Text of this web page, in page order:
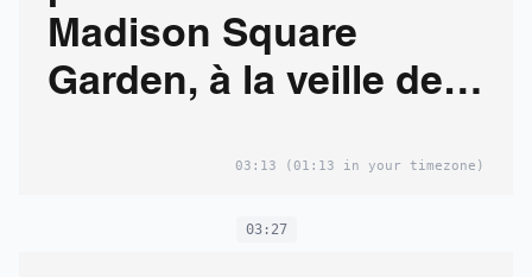
Madison Square
Garden, à la veille de
03:13 (01:13 in your timezone)
03:27